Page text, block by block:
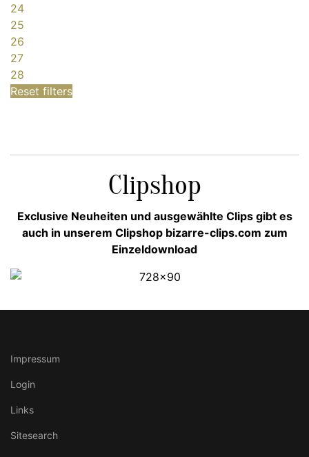
24
25
26
27
28
Reset filters
Clipshop
Exclusive Neuheiten und ausgewählte Clips gibt es
auch in unserem Clipshop bizarre-clips.com zum
Einzeldownload
Impressum
Login
Links
Sitesearch